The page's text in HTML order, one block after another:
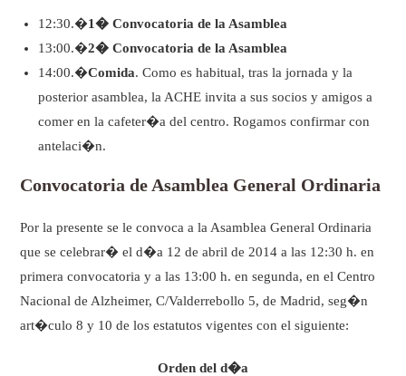
12:30.�1� Convocatoria de la Asamblea
13:00.�2� Convocatoria de la Asamblea
14:00.�Comida. Como es habitual, tras la jornada y la
posterior asamblea, la ACHE invita a sus socios y amigos a
comer en la cafeter�a del centro. Rogamos confirmar con
antelaci�n.
Convocatoria de Asamblea General Ordinaria
Por la presente se le convoca a la Asamblea General Ordinaria
que se celebrar� el d�a 12 de abril de 2014 a las 12:30 h. en
primera convocatoria y a las 13:00 h. en segunda, en el Centro
Nacional de Alzheimer, C/Valderrebollo 5, de Madrid, seg�n
art�culo 8 y 10 de los estatutos vigentes con el siguiente:
Orden del d�a